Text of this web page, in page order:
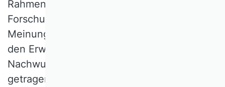
Rahmenbedingungen von Wissenschaft und
Forschung, aber auch Entwicklungen im
Meinungsbild der Verbandsmitglieder sowie
den Erwartungen insbesondere der
Nachwuchswissenschaftler Rechnung
getragen werden. Der VHB hat demzufolge